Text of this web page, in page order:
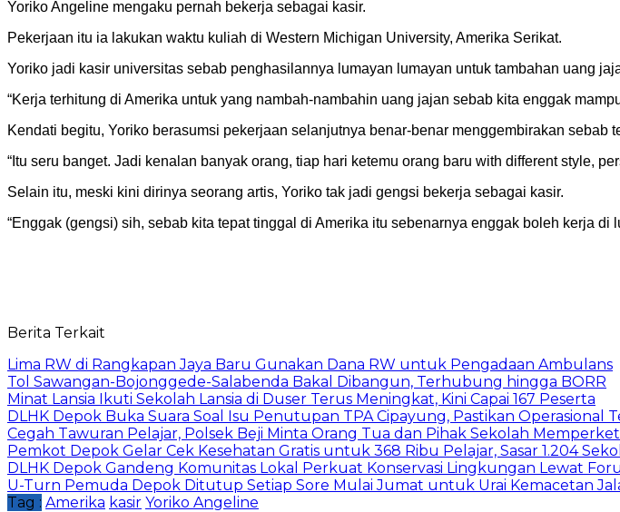
Yoriko Angeline mengaku pernah bekerja sebagai kasir.
Pekerjaan itu ia lakukan waktu kuliah di Western Michigan University, Amerika Serikat.
Yoriko jadi kasir universitas sebab penghasilannya lumayan lumayan untuk tambahan uang
“Kerja terhitung di Amerika untuk yang nambah-nambahin uang jajan sebab kita enggak
Kendati begitu, Yoriko berasumsi pekerjaan selanjutnya benar-benar menggembirakan sebab
“Itu seru banget. Jadi kenalan banyak orang, tiap hari ketemu orang baru with different style,
Selain itu, meski kini dirinya seorang artis, Yoriko tak jadi gengsi bekerja sebagai kasir.
“Enggak (gengsi) sih, sebab kita tepat tinggal di Amerika itu sebenarnya enggak boleh kerja
Berita Terkait
Lima RW di Rangkapan Jaya Baru Gunakan Dana RW untuk Pengadaan Ambulans
Tol Sawangan-Bojonggede-Salabenda Bakal Dibangun, Terhubung hingga BORR
Minat Lansia Ikuti Sekolah Lansia di Duser Terus Meningkat, Kini Capai 167 Peserta
DLHK Depok Buka Suara Soal Isu Penutupan TPA Cipayung, Pastikan Operasional
Cegah Tawuran Pelajar, Polsek Beji Minta Orang Tua dan Pihak Sekolah
Pemkot Depok Gelar Cek Kesehatan Gratis untuk 368 Ribu Pelajar, Sasar 1.204
DLHK Depok Gandeng Komunitas Lokal Perkuat Konservasi Lingkungan Lewat
U-Turn Pemuda Depok Ditutup Setiap Sore Mulai Jumat untuk Urai Kemacetan
Tag : Amerika kasir Yoriko Angeline